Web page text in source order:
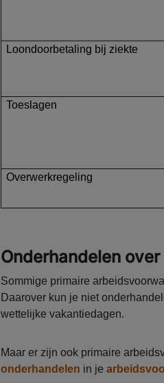
Loondoorbetaling bij ziekte
Toeslagen
Overwerkregeling
Onderhandelen
Sommige primaire
Daarover kun je niet
wettelijke vakantiedagen.
Maar er zijn ook primaire
onderhandelen in je